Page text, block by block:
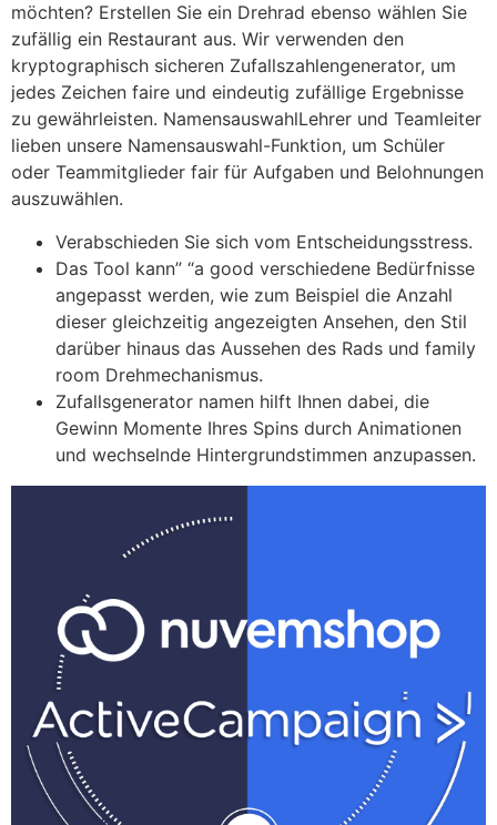
möchten? Erstellen Sie ein Drehrad ebenso wählen Sie
zufällig ein Restaurant aus. Wir verwenden den
kryptographisch sicheren Zufallszahlengenerator, um
jedes Zeichen faire und eindeutig zufällige Ergebnisse
zu gewährleisten. NamensauswahlLehrer und Teamleiter
lieben unsere Namensauswahl-Funktion, um Schüler
oder Teammitglieder fair für Aufgaben und Belohnungen
auszuwählen.
Verabschieden Sie sich vom Entscheidungsstress.
Das Tool kann” “a good verschiedene Bedürfnisse
angepasst werden, wie zum Beispiel die Anzahl
dieser gleichzeitig angezeigten Ansehen, den Stil
darüber hinaus das Aussehen des Rads und family
room Drehmechanismus.
Zufallsgenerator namen hilft Ihnen dabei, die
Gewinn Momente Ihres Spins durch Animationen
und wechselnde Hintergrundstimmen anzupassen.